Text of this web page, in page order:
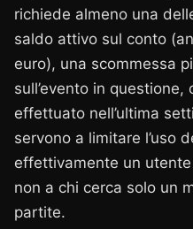
richiede almeno una
saldo attivo sul conto
euro), una scommessa
sull’evento in
effettuato nell’ultima
servono a limitare l’uso
effettivamente un
non a chi cerca solo un
partite.